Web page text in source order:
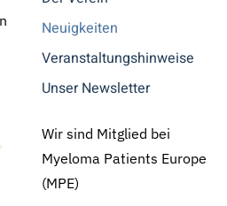
Neuigkeiten
Veranstaltungshinweise
Unser Newsletter
Wir sind Mitglied bei
Myeloma Patients Europe
(MPE)